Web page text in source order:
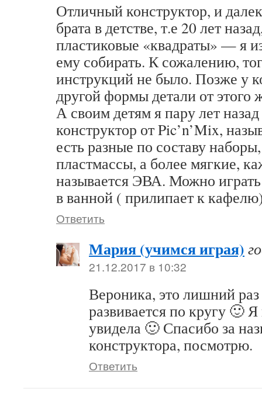
Отличный конструктор, и
брата в детстве, т.е 20 лет
пластиковые «квадраты» — я
ему собирать. К сожалению,
инструкций не было. Позже у
другой формы детали от этого
А своим детям я пару лет
конструктор от Pic’n’Mix,
есть разные по составу
пластмассы, а более мягкие,
называется ЭВА. Можно играть
в ванной ( прилипает к
Ответить
Мария (учимся играя)
21.12.2017 в 10:32
Вероника, это лишний раз
развивается по кругу 🙂
увидела 🙂 Спасибо за
конструктора, посмотрю.
Ответить